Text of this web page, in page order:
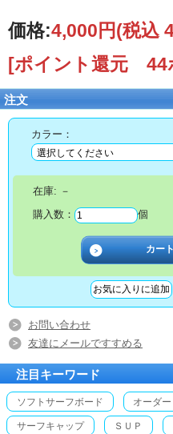
価格:4,000円(税込
[ポイント還元 44
注文
カラー：
在庫: －
購入数：
個
お問い合わせ
友達にメールですすめる
注目キーワード
ソフトサーフボード オーダ
サーフキャップ ＳＵＰ